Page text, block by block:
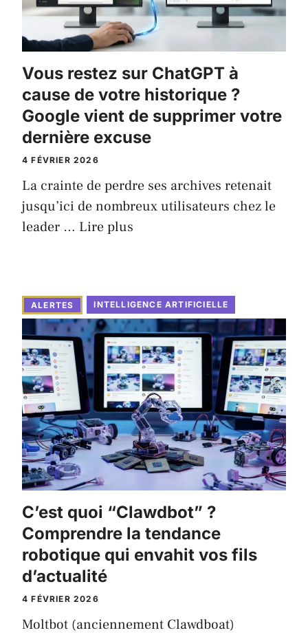
Vous restez sur ChatGPT à
cause de votre historique ?
Google vient de supprimer votre
dernière excuse
4 FÉVRIER 2026
La crainte de perdre ses archives retenait
jusqu’ici de nombreux utilisateurs chez le
leader … Lire plus
ALERTES INTELLIGENCE ARTIFICIELLE
C’est quoi “Clawdbot” ?
Comprendre la tendance
robotique qui envahit vos fils
d’actualité
4 FÉVRIER 2026
Moltbot (anciennement Clawdboat)